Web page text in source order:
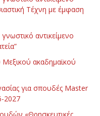
Τέχνη με έμφαση
αντικείμενο
ακαδημαϊκού
για σπουδές Master
2027